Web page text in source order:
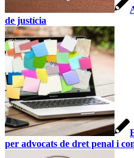
de justícia
per advocats de dret penal i